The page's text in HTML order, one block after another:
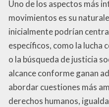
Uno de los aspectos más
movimientos es su
inicialmente podrían
específicos, como la lucha
o la búsqueda de justicia
alcance conforme ganan
abordar cuestiones más
derechos humanos,